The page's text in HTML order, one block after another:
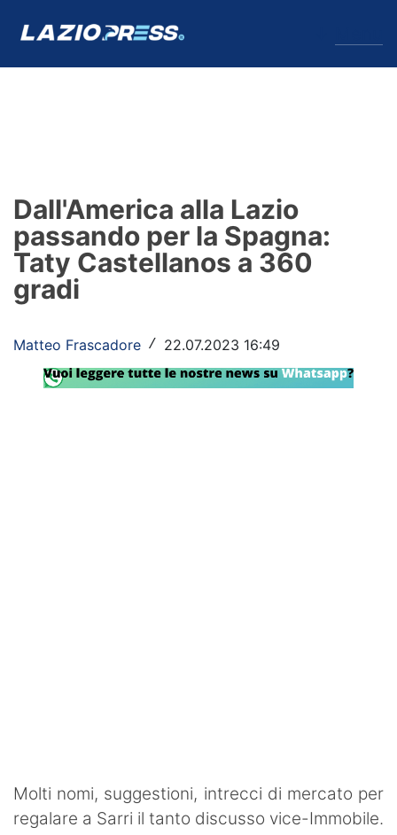
Formello
Infortuni
Primavera
Calciomercato
Lazio Women
SHOP LAZIO
Dall'America alla Lazio
passando per la Spagna:
Taty Castellanos a 360
gradi
Matteo Frascadore / 22.07.2023 16:49
Molti nomi, suggestioni, intrecci di mercato per
regalare a Sarri il tanto discusso vice-Immobile.